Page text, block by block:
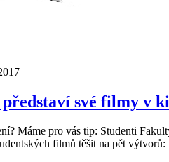
své filmy v
Máme pro vás tip: Studenti
filmů těšit na pět